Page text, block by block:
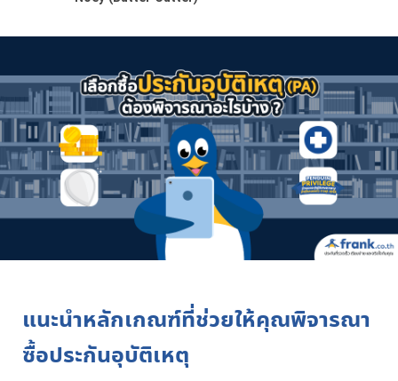
แนะนำหลักเกณฑ์ที่ช่วยให้คุณพิจารณา
ซื้อประกันอุบัติเหตุ